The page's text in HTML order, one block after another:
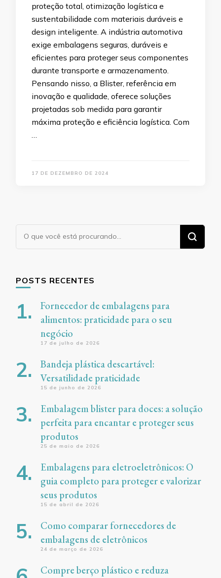
proteção total, otimização logística e
sustentabilidade com materiais duráveis e
design inteligente. A indústria automotiva
exige embalagens seguras, duráveis e
eficientes para proteger seus componentes
durante transporte e armazenamento.
Pensando nisso, a Blister, referência em
inovação e qualidade, oferece soluções
projetadas sob medida para garantir
máxima proteção e eficiência logística. Com
17 DE DEZEMBRO DE 2024
Procurando
POSTS RECENTES
Fornecedor de embalagens para
alimentos: praticidade para o seu
negócio
17 de julho de 2026
Bandeja plástica descartável:
Versatilidade praticidade
15 de junho de 2026
Embalagem blister para doces: a solução
perfeita para encantar e proteger seus
produtos
25 de maio de 2026
Embalagens para eletroeletrônicos: O
guia completo para proteger e valorizar
seus produtos
15 de abril de 2026
Como comparar fornecedores de
embalagens de eletrônicos
24 de março de 2026
Compre berço plástico e reduza